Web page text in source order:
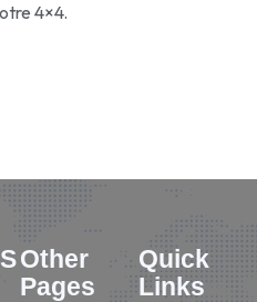
4×4.
Other
Pages
Quick
Links